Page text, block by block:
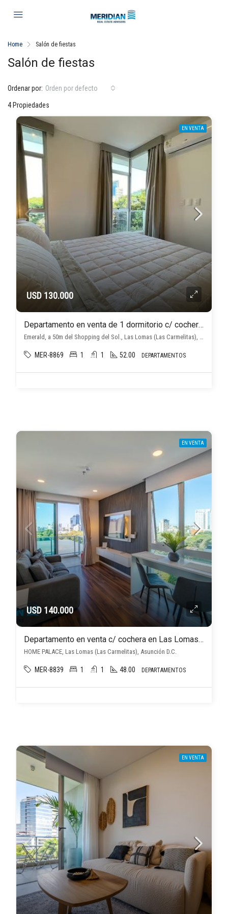
Home Salón de fiestas
Salón de fiestas
4 Propiedades
Ordenar por: Orden por defecto
EN VENTA
USD 130.000
Departamento en venta de 1 dormitorio c/ cochera en Las Lomas (Las Carmelitas)
Emerald, a 50m del Shopping del Sol., Las Lomas (Las Carmelitas), Asunción D.C.
MER-8869 1 1 52.00 DEPARTAMENTOS
EN VENTA
USD 140.000
Departamento en venta c/ cochera en Las Lomas (Las Carmelitas)
HOME PALACE, Las Lomas (Las Carmelitas), Asunción D.C.
MER-8839 1 1 48.00 DEPARTAMENTOS
EN VENTA